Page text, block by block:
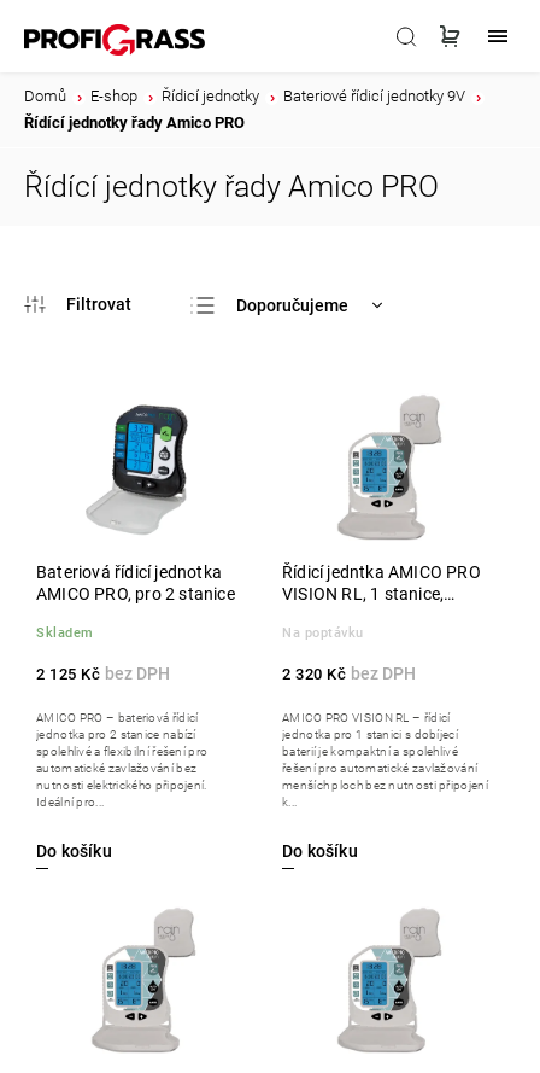
Domů E-shop Řídicí jednotky Bateriové řídicí jednotky 9V
Řídící jednotky řady Amico PRO
Řídící jednotky řady Amico PRO
Doporučujeme
Bateriová řídicí jednotka
AMICO PRO, pro 2 stanice
Skladem
2 125 Kč
Do košíku
AMICO PRO – bateriová řídicí
jednotka pro 2 stanice nabízí
spolehlivé a flexibilní řešení pro
automatické zavlažování bez
nutnosti elektrického připojení.
Ideální pro...
Řídicí jedntka AMICO PRO
VISION RL, 1 stanice,
Na poptávku
2 320 Kč
Do košíku
AMICO PRO VISION RL – řídicí
jednotka pro 1 stanici s dobíjecí
baterií je kompaktní a spolehlivé
řešení pro automatické zavlažování
menších ploch bez nutnosti připojení
k...